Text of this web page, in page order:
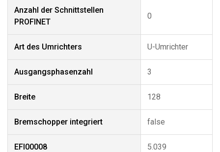
Anzahl der Schnittstellen
PROFINET
0
Art des Umrichters U-Umrichter
Ausgangsphasenzahl 3
Breite 128
Bremschopper integriert false
EFI00008 5.039